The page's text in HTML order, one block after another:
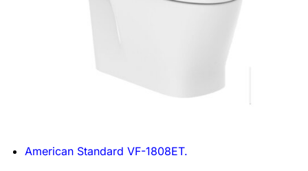
American Standard VF-1808ET.